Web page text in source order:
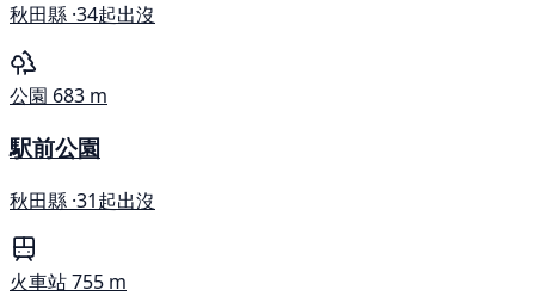
秋田縣 ·34起出沒
公園 683 m
駅前公園
秋田縣 ·31起出沒
火車站755 m